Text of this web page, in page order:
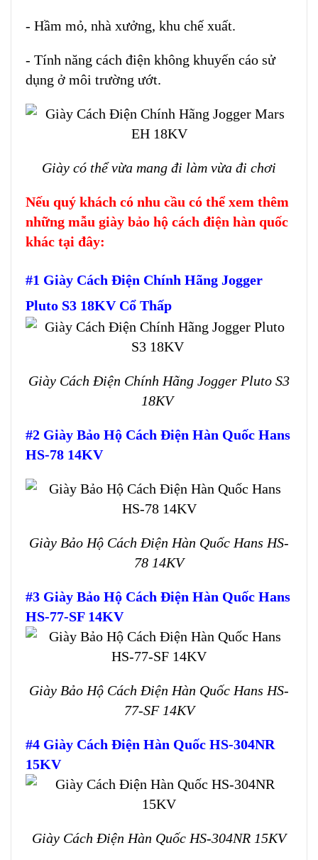
- Hầm mỏ, nhà xưởng, khu chế xuất.
- Tính năng cách điện không khuyến cáo sử
dụng ở môi trường ướt.
Giày có thể vừa mang đi làm vừa đi chơi
Nếu quý khách có nhu cầu có thể xem thêm
những mẫu giày bảo hộ cách điện hàn quốc
khác tại đây:
#1 Giày Cách Điện Chính Hãng Jogger
Pluto S3 18KV Cổ Thấp
Giày Cách Điện Chính Hãng Jogger Pluto S3
18KV
#2 Giày Bảo Hộ Cách Điện Hàn Quốc Hans
HS-78 14KV
Giày Bảo Hộ Cách Điện Hàn Quốc Hans HS-
78 14KV
#3 Giày Bảo Hộ Cách Điện Hàn Quốc Hans
HS-77-SF 14KV
Giày Bảo Hộ Cách Điện Hàn Quốc Hans HS-
77-SF 14KV
#4 Giày Cách Điện Hàn Quốc HS-304NR
15KV
Giày Cách Điện Hàn Quốc HS-304NR 15KV